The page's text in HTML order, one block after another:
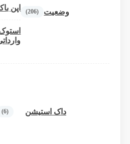
وضعیت (206) اپن
داک استیشن (6)